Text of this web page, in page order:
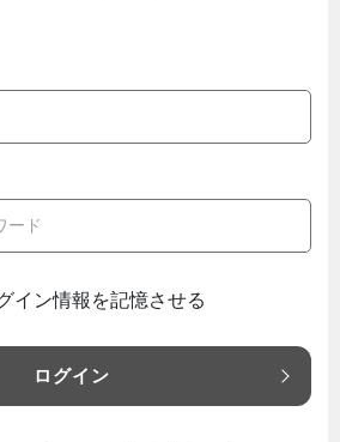
イン情報を記憶させる
ログイン